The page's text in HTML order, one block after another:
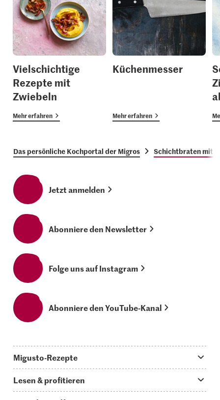
Vielschichtige
Rezepte mit
Zwiebeln
Mehr erfahren
Küchenmesser
Mehr erfahren
Das persönliche Kochportal der Migros Schichtbraten mit
Jetzt anmelden
Abonniere den Newsletter
Folge uns auf Instagram
Abonniere den YouTube-Kanal
Migusto-Rezepte
Was koche ich heute?
Lesen & profitieren